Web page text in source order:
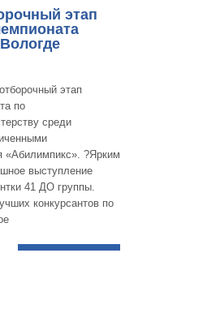
ЧИТАТЬ ДАЛЕЕ...
этап
этап
по
среди
«Абилимпикс». ?Ярким
выступление
41 ДО группы.
конкурсантов по